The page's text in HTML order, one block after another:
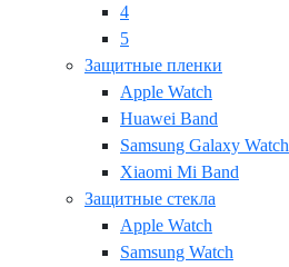
4
5
Защитные пленки
Apple Watch
Huawei Band
Samsung Galaxy Watch
Xiaomi Mi Band
Защитные стекла
Apple Watch
Samsung Watch